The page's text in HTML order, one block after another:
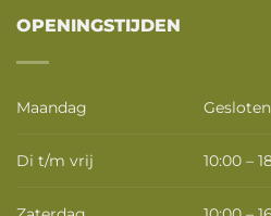
OPENINGSTIJDEN
Maandag Gesloten
Di t/m vrij 10:00 –